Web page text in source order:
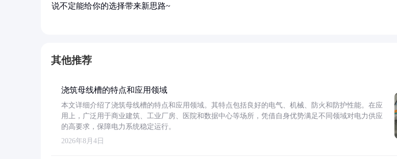
说不定能给你的选择带来新思路~
其他推荐
浇筑母线槽的特点和应用领域
本文详细介绍了浇筑母线槽的特点和应用领域。其特点包括良好的电气、机械、防火和防护性能。在应
用上，广泛用于商业建筑、工业厂房、医院和数据中心等场所，凭借自身优势满足不同领域对电力供应
的高要求，保障电力系统稳定运行。
2026年8月4日